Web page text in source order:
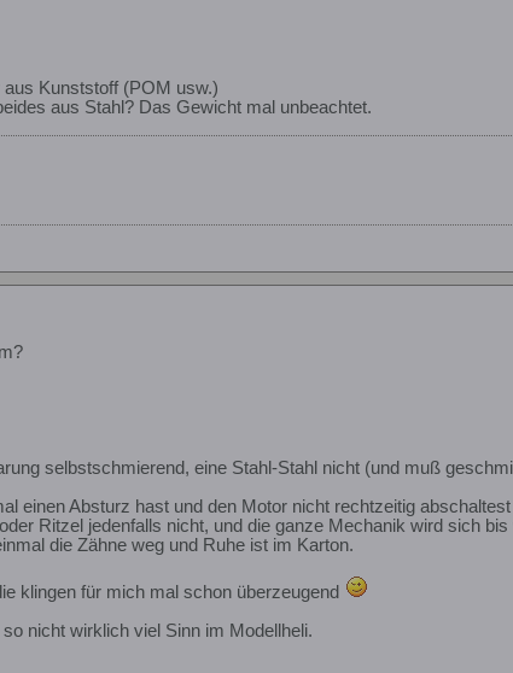
Kunststoff (POM usw.)
aus Stahl? Das Gewicht mal unbeachtet.
selbstschmierend, eine Stahl-Stahl nicht (und muß
einen Absturz hast und den Motor nicht rechtzeitig
Ritzel jedenfalls nicht, und die ganze Mechanik wird sich
die Zähne weg und Ruhe ist im Karton.
klingen für mich mal schon überzeugend
nicht wirklich viel Sinn im Modellheli.